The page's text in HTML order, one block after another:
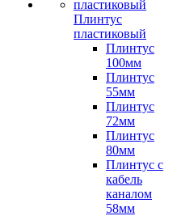
Плинтус
пластиковый
Плинтус
100мм
Плинтус
55мм
Плинтус
72мм
Плинтус
80мм
Плинтус с
кабель
каналом
58мм